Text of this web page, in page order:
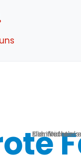
sich finden -
Der Wächter
Ellen